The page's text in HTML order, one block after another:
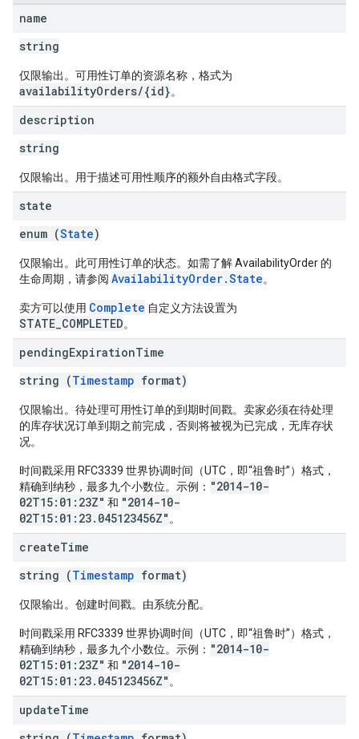
name
string
仅限输出。可用性订单的资源名称，格式为
availabilityOrders/{id}。
description
string
仅限输出。用于描述可用性顺序的额外自由格式字段。
state
enum (State)
仅限输出。此可用性订单的状态。如需了解 AvailabilityOrder 的
生命周期，请参阅 AvailabilityOrder.State。
卖方可以使用 Complete 自定义方法设置为
STATE_COMPLETED。
pendingExpirationTime
string (Timestamp format)
仅限输出。待处理可用性订单的到期时间戳。卖家必须在待处理
的库存状况订单到期之前完成，否则将被视为已完成，无库存状
况。
时间戳采用 RFC3339 世界协调时间（UTC，即“祖鲁时”）格式，
精确到纳秒，最多九个小数位。示例： "2014-10-
02T15:01:23Z" 和 "2014-10-
02T15:01:23.045123456Z" 。
createTime
string (Timestamp format)
仅限输出。创建时间戳。由系统分配。
时间戳采用 RFC3339 世界协调时间（UTC，即“祖鲁时”）格式，
精确到纳秒，最多九个小数位。示例： "2014-10-
02T15:01:23Z" 和 "2014-10-
02T15:01:23.045123456Z" 。
updateTime